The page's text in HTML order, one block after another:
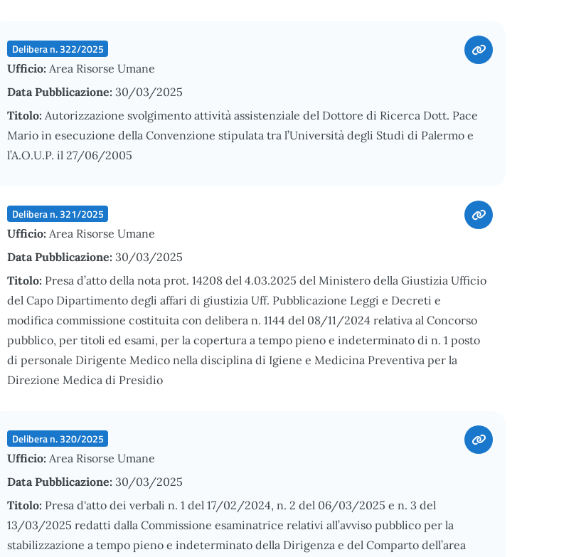
Delibera n. 322/2025
Ufficio: Area Risorse Umane
Data Pubblicazione: 30/03/2025
Titolo: Autorizzazione svolgimento attività assistenziale del Dottore di Ricerca Dott. Pace
Mario in esecuzione della Convenzione stipulata tra l’Università degli Studi di Palermo e
l’A.O.U.P. il 27/06/2005
Delibera n. 321/2025
Ufficio: Area Risorse Umane
Data Pubblicazione: 30/03/2025
Titolo: Presa d’atto della nota prot. 14208 del 4.03.2025 del Ministero della Giustizia Ufficio
del Capo Dipartimento degli affari di giustizia Uff. Pubblicazione Leggi e Decreti e
modifica commissione costituita con delibera n. 1144 del 08/11/2024 relativa al Concorso
pubblico, per titoli ed esami, per la copertura a tempo pieno e indeterminato di n. 1 posto
di personale Dirigente Medico nella disciplina di Igiene e Medicina Preventiva per la
Direzione Medica di Presidio
Delibera n. 320/2025
Ufficio: Area Risorse Umane
Data Pubblicazione: 30/03/2025
Titolo: Presa d'atto dei verbali n. 1 del 17/02/2024, n. 2 del 06/03/2025 e n. 3 del
13/03/2025 redatti dalla Commissione esaminatrice relativi all’avviso pubblico per la
stabilizzazione a tempo pieno e indeterminato della Dirigenza e del Comparto dell’area